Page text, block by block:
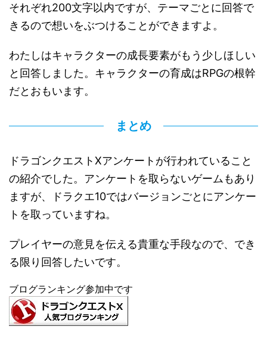
それぞれ200文字以内ですが、テーマごとに回答で
きるので想いをぶつけることができますよ。
わたしはキャラクターの成長要素がもう少しほしい
と回答しました。キャラクターの育成はRPGの根幹
だとおもいます。
まとめ
ドラゴンクエストXアンケートが行われていること
の紹介でした。アンケートを取らないゲームもあり
ますが、ドラクエ10ではバージョンごとにアンケー
トを取っていますね。
プレイヤーの意見を伝える貴重な手段なので、でき
る限り回答したいです。
ブログランキング参加中です